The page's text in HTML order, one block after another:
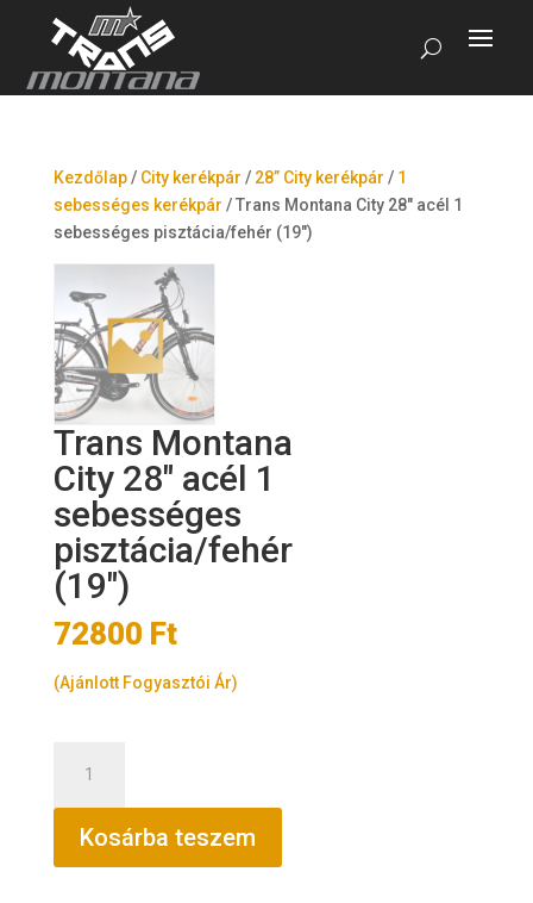
Kezdőlap/ City kerékpár / 28” City kerékpár / 1
sebességes kerékpár /Trans Montana City 28″ acél 1
sebességes pisztácia/fehér (19″)
Trans Montana
City 28″ acél 1
sebességes
pisztácia/fehér
(19″)
72800 Ft
(Ajánlott Fogyasztói Ár)
Montana
City
acél
Kosárba teszem